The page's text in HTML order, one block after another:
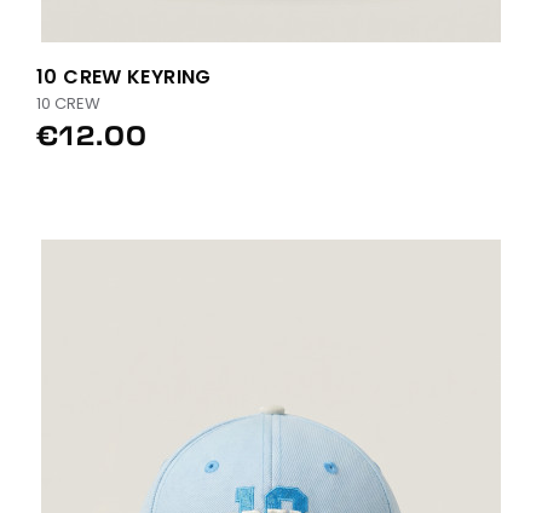
10 CREW KEYRING
10 CREW
€12.00